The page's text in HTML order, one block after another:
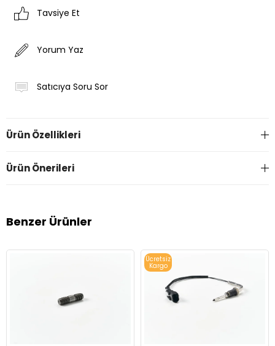
Tavsiye Et
Yorum Yaz
Satıcıya Soru Sor
Ürün Özellikleri
Ürün Önerileri
Benzer Ürünler
Ücretsiz
Kargo